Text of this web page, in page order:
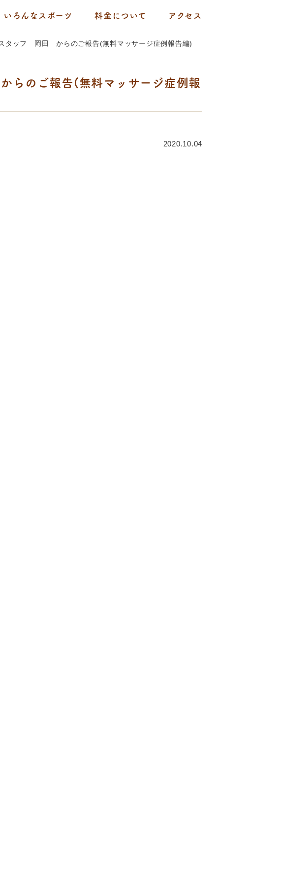
いろんなスポーツ 料金について アクセス
タッフ 岡田 からのご報告(無料マッサージ症例報告編)
のご報告(無料マッサージ症例報
2020.10.04